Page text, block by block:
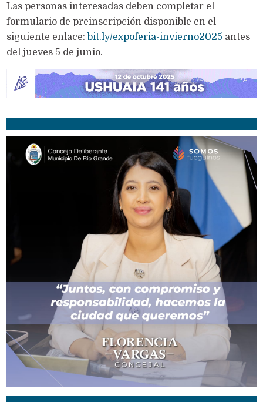
Las personas interesadas deben completar el
formulario de preinscripción disponible en el
siguiente enlace: bit.ly/expoferia-invierno2025 antes
del jueves 5 de junio.